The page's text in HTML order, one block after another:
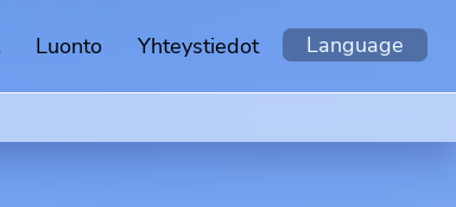
Luonto Yhteystiedot Language